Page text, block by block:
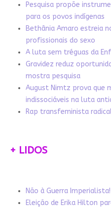
Pesquisa propõe
para os povos indígenas
Bethânia Amaro estreia
profissionais do sexo
A luta sem tréguas da
Gravidez reduz
mostra pesquisa
August Nimtz prova que
indissociáveis na luta
Rap transfeminista
+ LIDOS
Não à Guerra Imperialista!
Eleição de Erika Hilton